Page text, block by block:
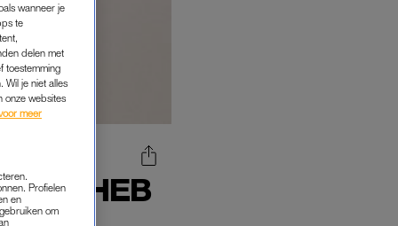
'HEB
wanneer je
te
delen met
toestemming
Wil je niet alles
onze websites
meer
Profielen
en
om